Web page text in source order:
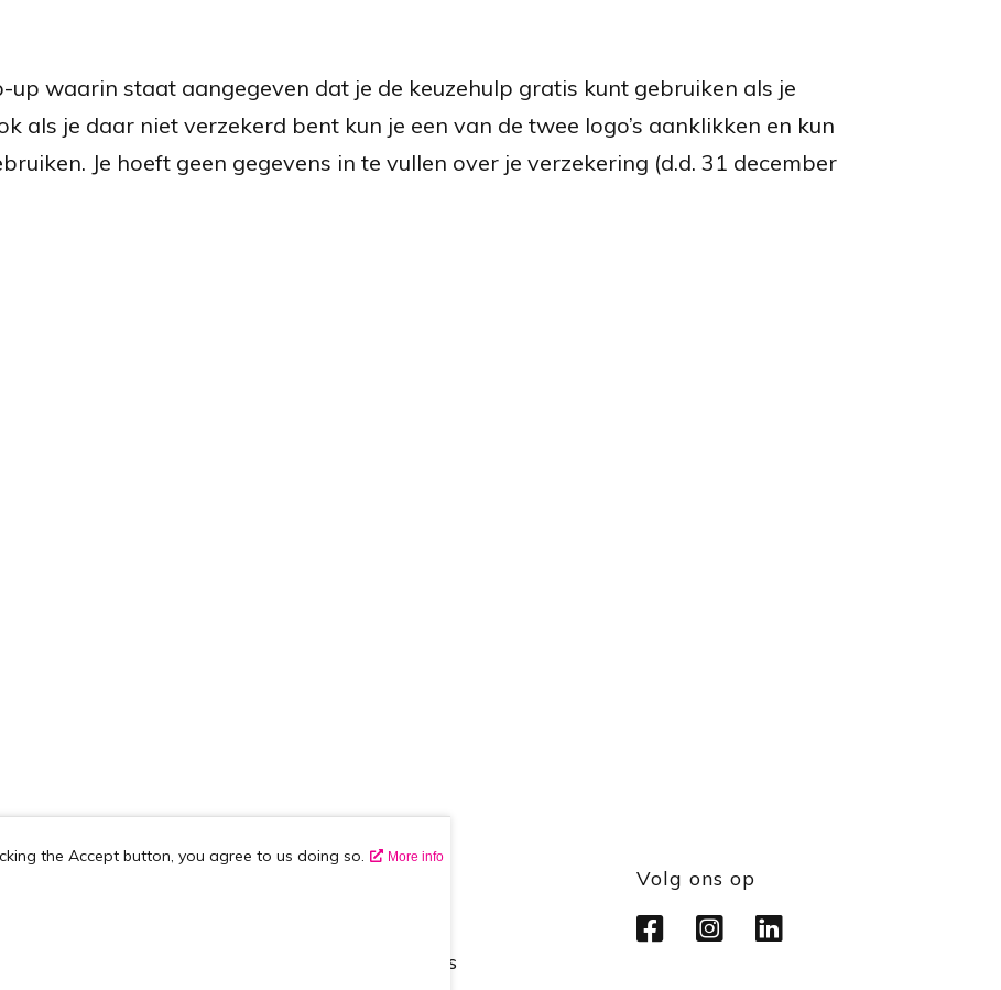
waarin staat aangegeven dat je de keuzehulp gratis kunt gebruiken als je
als je daar niet verzekerd bent kun je een van de twee logo’s aanklikken en kun
Je hoeft geen gegevens in te vullen over je verzekering (d.d. 31 december
Contactgegevens
Volg ons op
the Accept button, you agree to us doing so. More info